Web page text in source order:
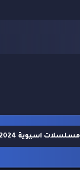
مسلسلات اسيوية 2024